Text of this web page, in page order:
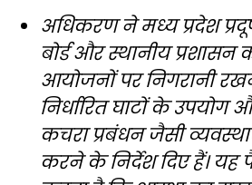
अधिकरण ने मध्य प्रदेश
बोर्ड और स्थानीय प्रशासन
आयोजनों पर निगरानी
निर्धारित घाटों के उपयोग
कचरा प्रबंधन जैसी
करने के निर्देश दिए हैं। यह